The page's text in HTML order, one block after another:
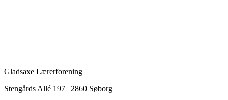
Gladsaxe Lærerforening
Stengårds Allé 197 | 2860 Søborg